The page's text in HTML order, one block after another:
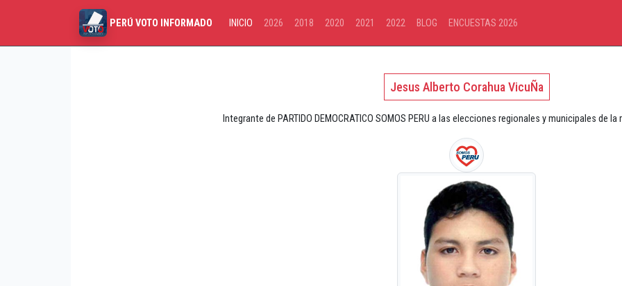
PERÚ VOTO INFORMADO INICIO 2026 2018 2020 2021 2022 BLOG ENCUESTAS 2026
Jesus Alberto Corahua VicuÑa
Integrante de PARTIDO DEMOCRATICO SOMOS PERU a las elecciones regionales y municipales de